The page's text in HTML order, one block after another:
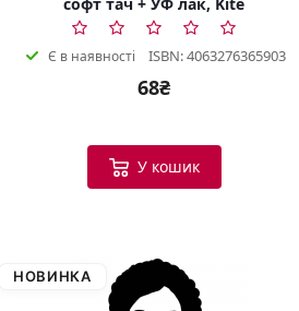
Є в наявності ISBN: 4063276365903
68₴
У кошик
НОВИНКА